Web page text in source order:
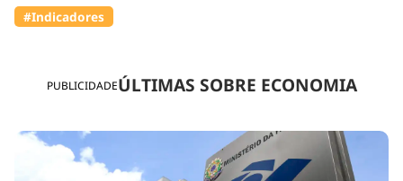
PUBLICIDADEÚLTIMAS SOBRE ECONOMIA
#Indicadores